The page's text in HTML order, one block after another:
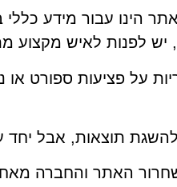
הינו עבור מידע כללי
יש לפנות לאיש
על פציעות ספורט או
להשגת תוצאות, אבל
האתר והחברה